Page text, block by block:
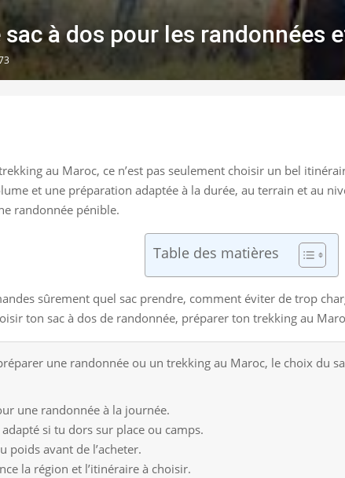
à dos pour les randonnées
au Maroc, ce n’est pas seulement choisir un bel
et une préparation adaptée à la durée, au terrain et au
randonnée pénible.
Table des matières
sûrement quel sac prendre, comment éviter de trop
ton sac à dos de randonnée, préparer ton trekking au
une randonnée ou un trekking au Maroc, le choix du
une randonnée à la journée.
si tu dors sur place ou camps.
poids avant de l’acheter.
la région et l’itinéraire à choisir.